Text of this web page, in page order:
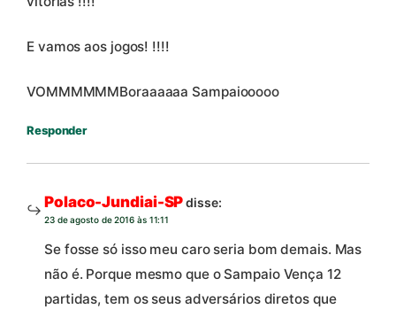
E vamos aos jogos! !!!!
VOMMMMMMBoraaaaaa Sampaiooooo
Responder
Polaco-Jundiai-SPdisse:
23 de agosto de 2016 às 11:11
Se fosse só isso meu caro seria bom demais. Mas
não é. Porque mesmo que o Sampaio Vença 12
partidas, tem os seus adversários diretos que